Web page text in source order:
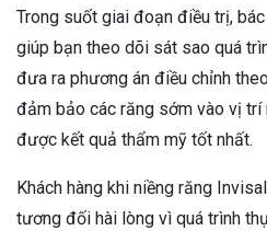
Trong suốt giai đoạn điều trị,
giúp bạn theo dõi sát sao quá
đưa ra phương án điều chỉnh
đảm bảo các răng sớm vào vị
được kết quả thẩm mỹ tốt nhất.
Khách hàng khi niềng răng
tương đối hài lòng vì quá trình